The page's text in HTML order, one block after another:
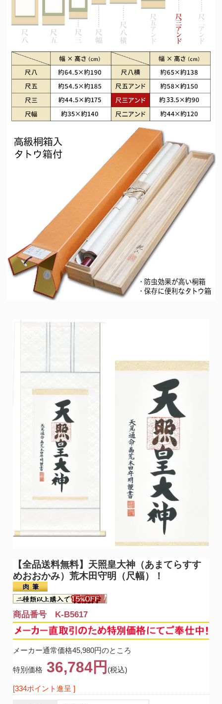
【全品送料無料】 天照皇大神（あまてらすす
めおおかみ）荒木田守明（尺幅）！
商品番号 K-B5617
メーカー通常価格45,980円のところ
特別価格 36,784円 (税込)
[334ポイント進呈 ]